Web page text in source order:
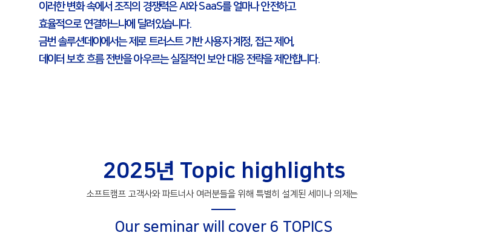
이러한 변화 속에서 조직의 경쟁력은 AI와 SaaS를 얼마나 안전하고
효율적으로 연결하느냐에 달려있습니다.
금번 솔루션데이에서는 제로 트러스트 기반 사용자 계정, 접근 제어,
데이터 보호 흐름 전반을 아우르는 실질적인 보안 대응 전략을 제안합니다.
2025년 Topic highlights
소프트캠프 고객사와 파트너사 여러분들을 위해 특별히 설계된 세미나 의제는
Our seminar will cover 6 TOPICS